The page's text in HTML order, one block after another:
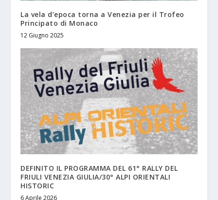
La vela d’epoca torna a Venezia per il Trofeo
Principato di Monaco
12 Giugno 2025
DEFINITO IL PROGRAMMA DEL 61° RALLY DEL
FRIULI VENEZIA GIULIA/30° ALPI ORIENTALI
HISTORIC
6 Aprile 2026